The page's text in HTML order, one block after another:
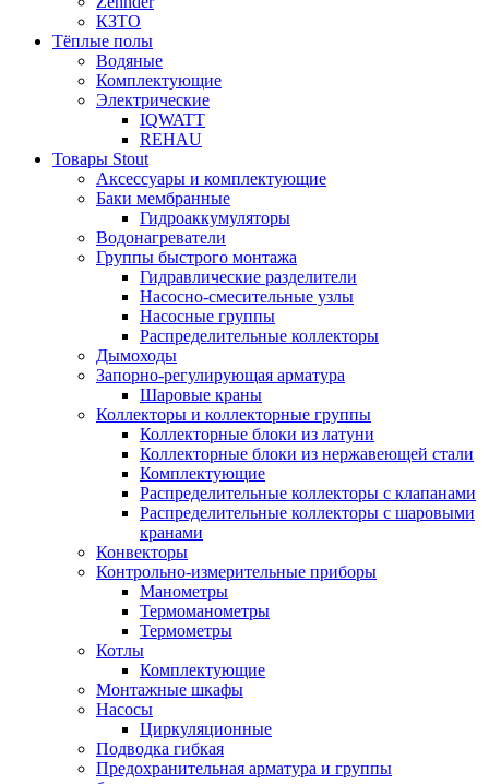
КЗТО
Тёплые полы
Водяные
Комплектующие
Электрические
IQWATT
REHAU
Товары Stout
Аксессуары и комплектующие
Баки мембранные
Гидроаккумуляторы
Водонагреватели
Группы быстрого монтажа
Гидравлические разделители
Насосно-смесительные узлы
Насосные группы
Распределительные коллекторы
Дымоходы
Запорно-регулирующая арматура
Шаровые краны
Коллекторы и коллекторные группы
Коллекторные блоки из латуни
Коллекторные блоки из нержавеющей стали
Комплектующие
Распределительные коллекторы с клапанами
Распределительные коллекторы с шаровыми
кранами
Конвекторы
Контрольно-измерительные приборы
Манометры
Термоманометры
Термометры
Котлы
Комплектующие
Монтажные шкафы
Насосы
Циркуляционные
Подводка гибкая
Предохранительная арматура и группы